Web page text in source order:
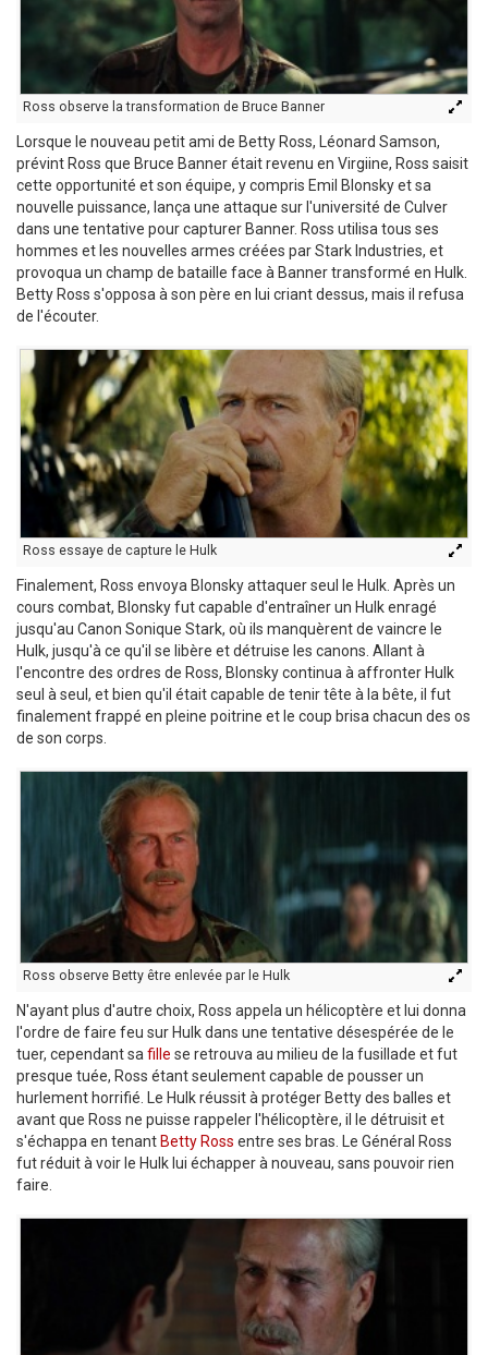
Ross observe la transformation de Bruce Banner
Lorsque le nouveau petit ami de Betty Ross, Léonard Samson,
prévint Ross que Bruce Banner était revenu en Virgiine, Ross saisit
cette opportunité et son équipe, y compris Emil Blonsky et sa
nouvelle puissance, lança une attaque sur l'université de Culver
dans une tentative pour capturer Banner. Ross utilisa tous ses
hommes et les nouvelles armes créées par Stark Industries, et
provoqua un champ de bataille face à Banner transformé en Hulk.
Betty Ross s'opposa à son père en lui criant dessus, mais il refusa
de l'écouter.
Ross essaye de capture le Hulk
Finalement, Ross envoya Blonsky attaquer seul le Hulk. Après un
cours combat, Blonsky fut capable d'entraîner un Hulk enragé
jusqu'au Canon Sonique Stark, où ils manquèrent de vaincre le
Hulk, jusqu'à ce qu'il se libère et détruise les canons. Allant à
l'encontre des ordres de Ross, Blonsky continua à affronter Hulk
seul à seul, et bien qu'il était capable de tenir tête à la bête, il fut
finalement frappé en pleine poitrine et le coup brisa chacun des os
de son corps.
Ross observe Betty être enlevée par le Hulk
N'ayant plus d'autre choix, Ross appela un hélicoptère et lui donna
l'ordre de faire feu sur Hulk dans une tentative désespérée de le
tuer, cependant sa fille se retrouva au milieu de la fusillade et fut
presque tuée, Ross étant seulement capable de pousser un
hurlement horrifié. Le Hulk réussit à protéger Betty des balles et
avant que Ross ne puisse rappeler l'hélicoptère, il le détruisit et
s'échappa en tenant Betty Ross entre ses bras. Le Général Ross
fut réduit à voir le Hulk lui échapper à nouveau, sans pouvoir rien
faire.